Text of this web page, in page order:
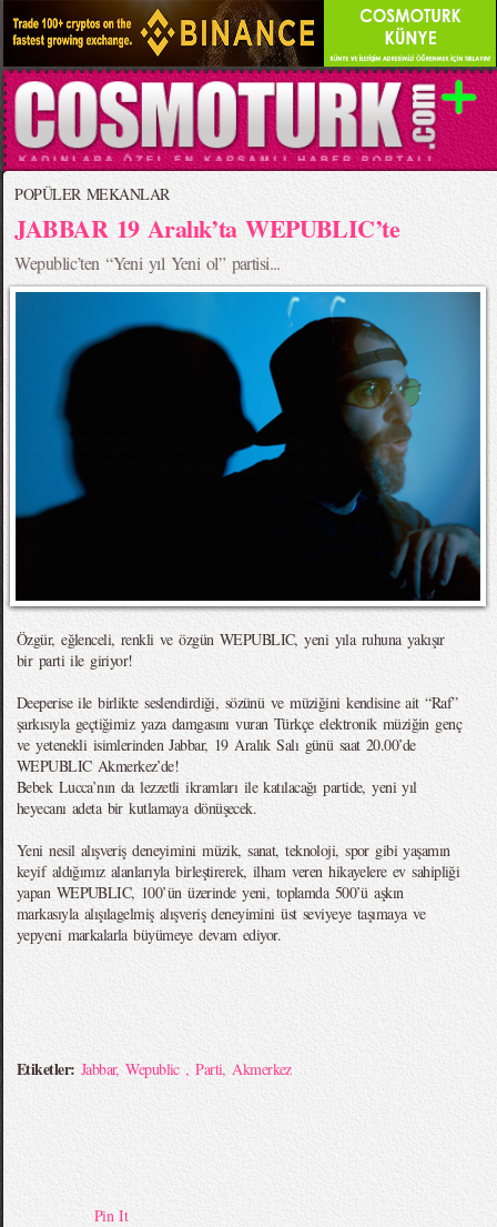
POPÜLER MEKANLAR
JABBAR 19 Aralık’ta WEPUBLIC’te
Wepublic’ten “Yeni yıl Yeni ol” partisi...
Özgür, eğlenceli, renkli ve özgün WEPUBLIC, yeni yıla ruhuna yakışır
bir parti ile giriyor!
Deeperise ile birlikte seslendirdiği, sözünü ve müziğini kendisine ait “Raf”
şarkısıyla geçtiğimiz yaza damgasını vuran Türkçe elektronik müziğin genç
ve yetenekli isimlerinden Jabbar, 19 Aralık Salı günü saat 20.00’de
WEPUBLIC Akmerkez’de!
Bebek Lucca’nın da lezzetli ikramları ile katılacağı partide, yeni yıl
heyecanı adeta bir kutlamaya dönüşecek.
Yeni nesil alışveriş deneyimini müzik, sanat, teknoloji, spor gibi yaşamın
keyif aldığımız alanlarıyla birleştirerek, ilham veren hikayelere ev sahipliği
yapan WEPUBLIC, 100’ün üzerinde yeni, toplamda 500’ü aşkın
markasıyla alışılagelmiş alışveriş deneyimini üst seviyeye taşımaya ve
yepyeni markalarla büyümeye devam ediyor.
Etiketler: Jabbar,Wepublic ,Parti,Akmerkez
Pin It